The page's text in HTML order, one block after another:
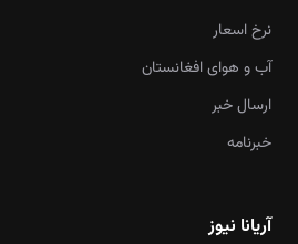
نرخ اسعار
آب و هوای افغانستان
ارسال خبر
خبرنامه
آریانا نیوز